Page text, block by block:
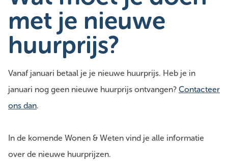
met je nieuwe
huurprijs?
Vanaf januari betaal je je nieuwe huurprijs. Heb je in
januari nog geen nieuwe huurprijs ontvangen? Contacteer
ons dan.
In de komende Wonen & Weten vind je alle informatie
over de nieuwe huurprijzen.